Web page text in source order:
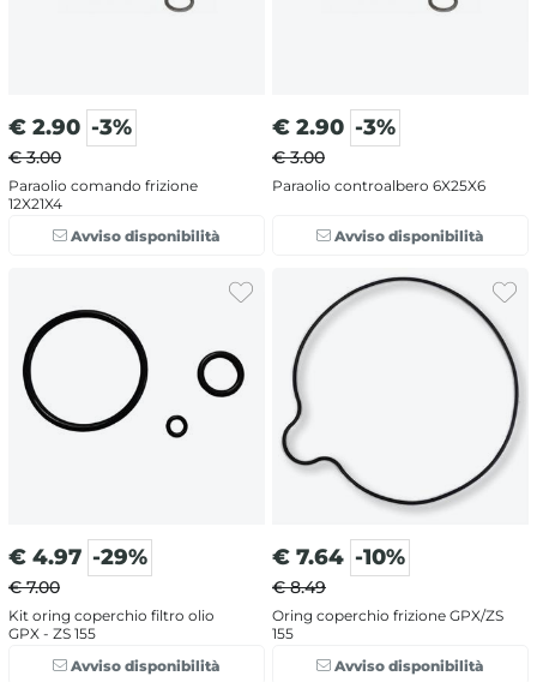
€ 2.90 -3%
€ 3.00
Paraolio comando frizione
12X21X4
Avviso disponibilità
€ 2.90 -3%
€ 3.00
Paraolio controalbero 6X25X6
Avviso disponibilità
€ 4.97 -29%
€ 7.00
Kit oring coperchio filtro olio
GPX - ZS 155
Avviso disponibilità
€ 7.64 -10%
€ 8.49
Oring coperchio frizione GPX/ZS
155
Avviso disponibilità